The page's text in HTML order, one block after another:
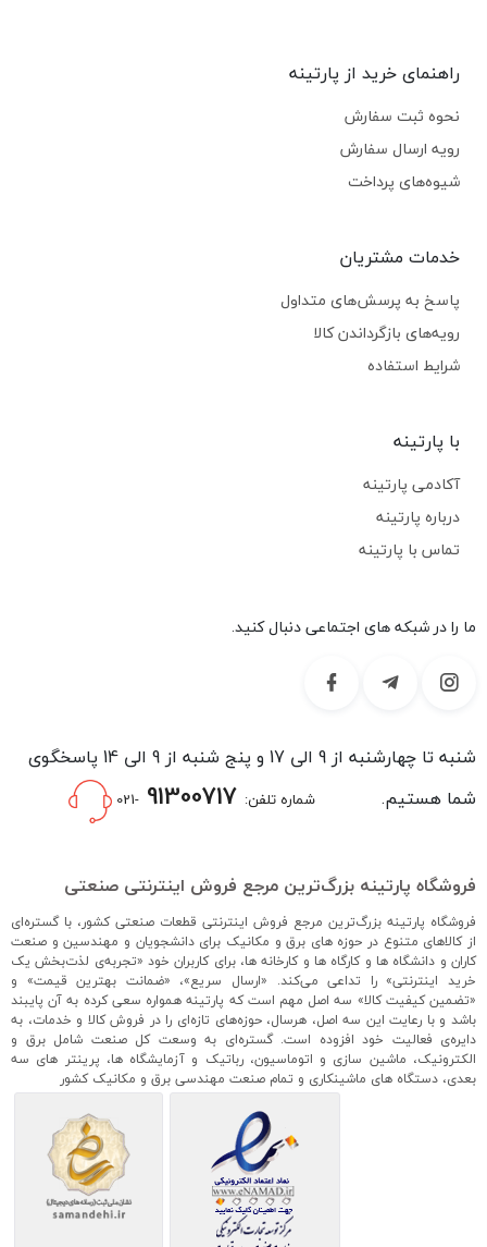
راهنمای خرید از پارتینه
نحوه ثبت سفارش
رویه ارسال سفارش
شیوه‌های پرداخت
خدمات مشتریان
پاسخ به پرسش‌های متداول
رویه‌های بازگرداندن کالا
شرایط استفاده
با پارتینه
آکادمی پارتینه
درباره پارتینه
تماس با پارتینه
ما را در شبکه های اجتماعی دنبال کنید.
شنبه تا چهارشنبه از 9 الی 17 و پنج شنبه از 9 الی 14 پاسخگوی
شما هستیم.
شماره تلفن: -021
فروشگاه پارتینه بزرگ‌ترین مرجع فروش اینترنتی صنعتی
فروشگاه پارتینه بزرگ‌ترین مرجع فروش اینترنتی قطعات صنعتی کشور، با گستره‌ای
از کالاهای متنوع در حوزه های برق و مکانیک برای دانشجویان و مهندسین و صنعت
کاران و دانشگاه ها و کارگاه ها و کارخانه ها، برای کاربران خود «تجربه‌ی لذت‌بخش یک
خرید اینترنتی» را تداعی می‌کند. «ارسال سریع»، «ضمانت بهترین قیمت» و
«تضمین کیفیت کالا» سه اصل مهم است که پارتینه همواره سعی کرده به آن پایبند
باشد و با رعایت این سه اصل، هرسال، حوزه‌های تازه‌ای را در فروش کالا و خدمات، به
دایره‌ی فعالیت خود افزوده است. گستره‌ای به وسعت کل صنعت شامل برق و
الکترونیک، ماشین سازی و اتوماسیون، رباتیک و آزمایشگاه ها، پرینتر های سه
بعدی، دستگاه های ماشینکاری و تمام صنعت مهندسی برق و مکانیک کشور